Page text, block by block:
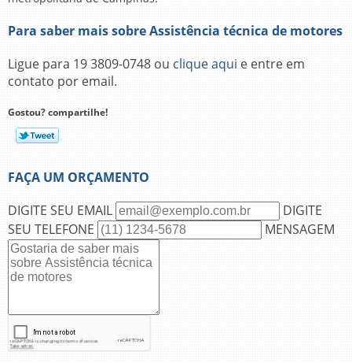
Para saber mais sobre Assistência técnica de motores
Ligue para 19 3809-0748 ou clique aqui e entre em
contato por email.
Gostou? compartilhe!
FAÇA UM ORÇAMENTO
DIGITE SEU EMAIL
DIGITE
SEU TELEFONE
MENSAGEM